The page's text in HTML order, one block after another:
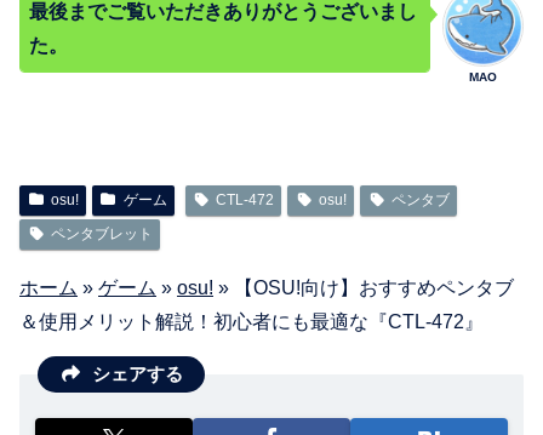
MAO
最後までご覧いただきありがとうございまし
た。
osu! ゲーム CTL-472 osu!
ペンタブ
ペンタブレット
ホーム » ゲーム » osu! » 【OSU!向け】おすすめペンタブ
＆使用メリット解説！初心者にも最適な『CTL-472』
シェアする